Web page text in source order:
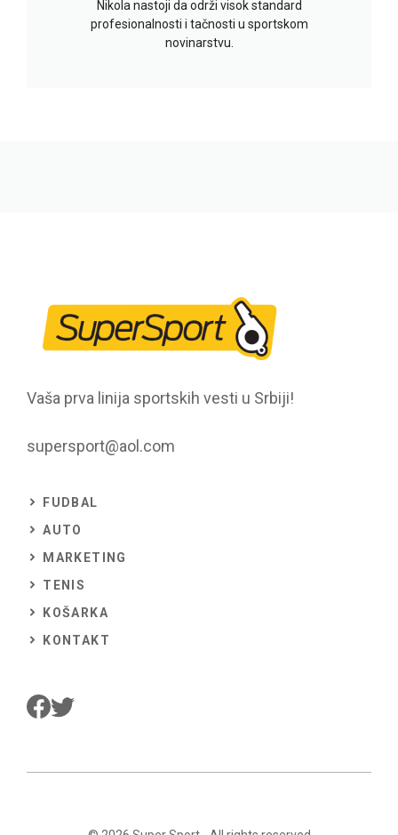
Nikola nastoji da održi visok standard
profesionalnosti i tačnosti u sportskom
novinarstvu.
Vaša prva linija sportskih vesti u Srbiji!
supersport@aol.com
FUDBAL
AUTO
MARKETING
TENIS
KOŠARKA
KONTAKT